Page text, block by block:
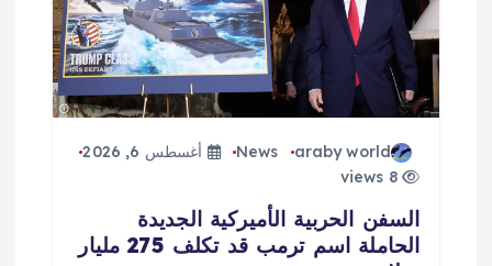
araby world
News
أغسطس 6, 2026
8 views
السفن الحربية الأميركية الجديدة
الحاملة اسم ترمب قد تكلف 275 مليار